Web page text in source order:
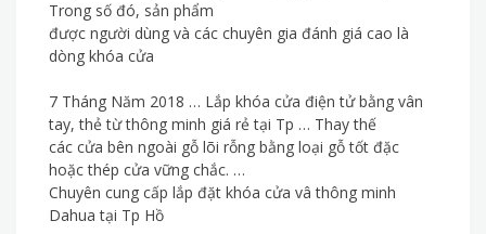
Trong số đó, sản phẩm
được người dùng và các chuyên gia đánh giá cao là
dòng khóa cửa
7 Tháng Năm 2018 … Lắp khóa cửa điện tử bằng vân
tay, thẻ từ thông minh giá rẻ tại Tp … Thay thế
các cửa bên ngoài gỗ lõi rỗng bằng loại gỗ tốt đặc
hoặc thép cửa vững chắc. …
Chuyên cung cấp lắp đặt khóa cửa vâ thông minh
Dahua tại Tp Hồ